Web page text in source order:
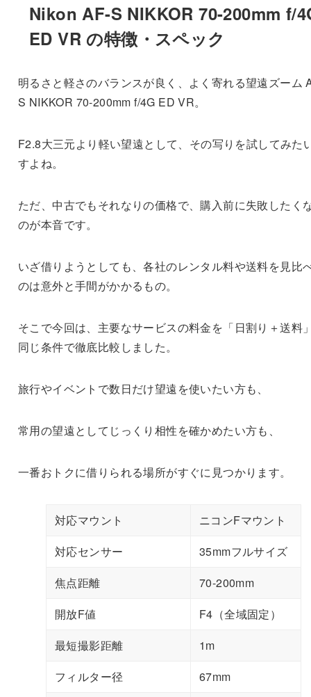
Nikon AF-S NIKKOR 70-200mm f/
ED VR の特徴・スペック
明るさと軽さのバランスが良く、よく寄れる望遠ズーム
S NIKKOR 70-200mm f/4G ED VR。
F2.8大三元より軽い望遠として、その写りを試してみた
すよね。
ただ、中古でもそれなりの価格で、購入前に失敗したく
のが本音です。
いざ借りようとしても、各社のレンタル料や送料を見比
のは意外と手間がかかるもの。
そこで今回は、主要なサービスの料金を「日割り＋送料
同じ条件で徹底比較しました。
旅行やイベントで数日だけ望遠を使いたい方も、
常用の望遠としてじっくり相性を確かめたい方も、
一番おトクに借りられる場所がすぐに見つかります。
対応マウント
ニコンFマウント
対応センサー
35mmフルサイズ
焦点距離
70-200mm
開放F値
F4（全域固定）
最短撮影距離
1m
フィルター径
67mm